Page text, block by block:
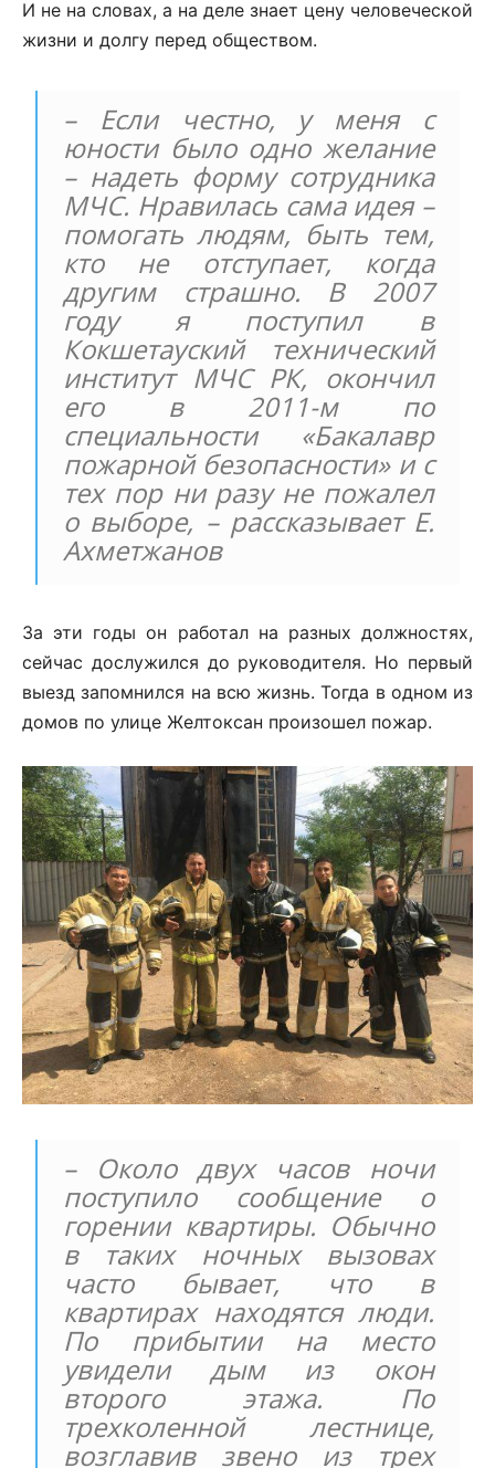
И не на словах, а на деле знает цену человеческой
жизни и долгу перед обществом.
– Если честно, у меня с
юности было одно желание
– надеть форму сотрудника
МЧС. Нравилась сама идея –
помогать людям, быть тем,
кто не отступает, когда
другим страшно. В 2007
году я поступил в
Кокшетауский технический
институт МЧС РК, окончил
его в 2011-м по
специальности «Бакалавр
пожарной безопасности» и с
тех пор ни разу не пожалел
о выборе, – рассказывает Е.
Ахметжанов
За эти годы он работал на разных должностях,
сейчас дослужился до руководителя. Но первый
выезд запомнился на всю жизнь. Тогда в одном из
домов по улице Желтоксан произошел пожар.
– Около двух часов ночи
поступило сообщение о
горении квартиры. Обычно
в таких ночных вызовах
часто бывает, что в
квартирах находятся люди.
По прибытии на место
увидели дым из окон
второго этажа. По
трехколенной лестнице,
возглавив звено из трех